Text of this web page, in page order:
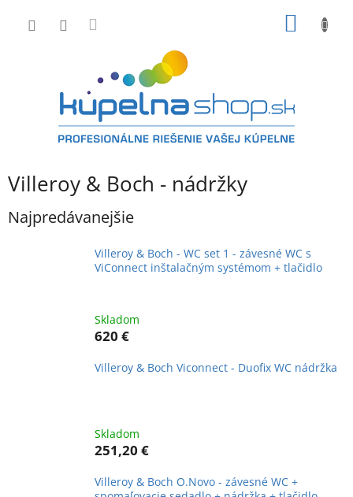
Villeroy & Boch - nádržky
Najpredávanejšie
Villeroy & Boch - WC set 1 - závesné WC s
ViConnect inštalačným systémom + tlačidlo
Skladom
620 €
Villeroy & Boch Viconnect - Duofix WC nádržka
Skladom
251,20 €
Villeroy & Boch O.Novo - závesné WC +